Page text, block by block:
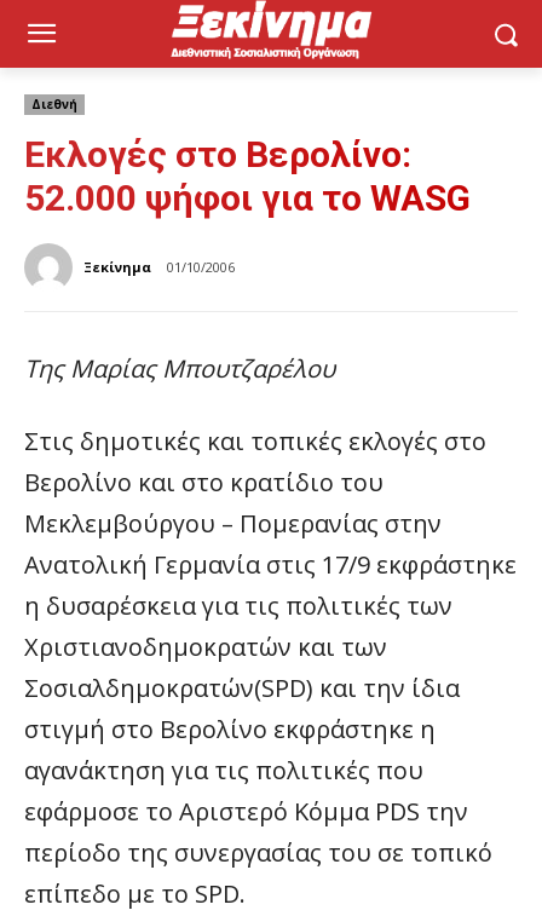
Διεθνή
Εκλογές στο Βερολίνο:
52.000 ψήφοι για το WASG
Ξεκίνημα 01/10/2006
Της Μαρίας Μπουτζαρέλου
Στις δημοτικές και τοπικές εκλογές στο
Βερολίνο και στο κρατίδιο του
Μεκλεμβούργου – Πομερανίας στην
Ανατολική Γερμανία στις 17/9 εκφράστηκε
η δυσαρέσκεια για τις πολιτικές των
Χριστιανοδημοκρατών και των
Σοσιαλδημοκρατών(SPD) και την ίδια
στιγμή στο Βερολίνο εκφράστηκε η
αγανάκτηση για τις πολιτικές που
εφάρμοσε το Αριστερό Κόμμα PDS την
περίοδο της συνεργασίας του σε τοπικό
επίπεδο με το SPD.